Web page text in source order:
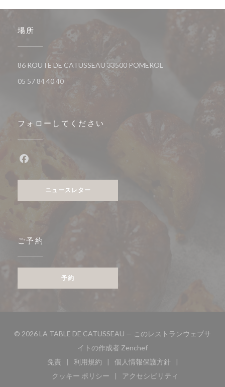
場所
86 ROUTE DE CATUSSEAU 33500 POMEROL
05 57 84 40 40
フォローしてください
ニュースレター
ご予約
予約
© 2026 LA TABLE DE CATUSSEAU — このレストランウェブサ
イトの作成者 Zenchef((新しいウィンドウで開
免責
((新しいウィンドウで開きます))
利用規約
((新しいウィンドウで開きます))
個人情報保護方針
((新しいウィンドウで開
クッキー ポリシー
((新しいウィンドウで開きます))
アクセシビリティ
((新しいウィンドウで